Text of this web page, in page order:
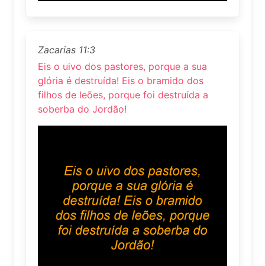
Zacarias 11:3
Eis o uivo dos pastores, porque a sua
glória é destruída! Eis o bramido dos
filhos de leões, porque foi destruída a
soberba do Jordão!